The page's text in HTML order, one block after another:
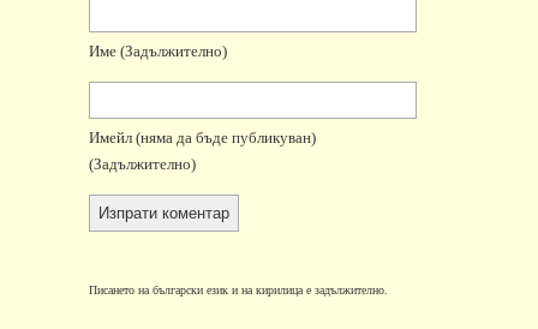
Име (задължително)
Имейл (няма да бъде публикуван)
(задължително)
Писането на български език и на кирилица е задължително.